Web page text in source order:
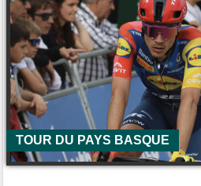
TOUR DU PAYS BASQUE